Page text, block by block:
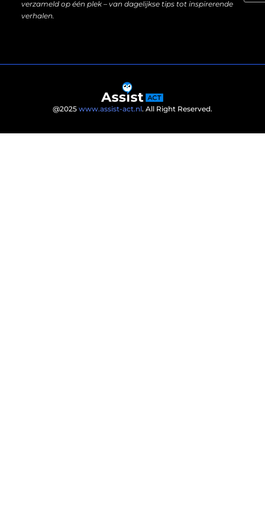
verzameld op één plek – van dagelijkse tips tot inspirerende
verhalen.
@2025 www.assist-act.nl. All Right Reserved.